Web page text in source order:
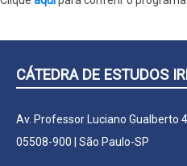
CÁTEDRA DE ESTUDOS
Av. Professor Luciano Gualberto
05508-900 | São Paulo-SP